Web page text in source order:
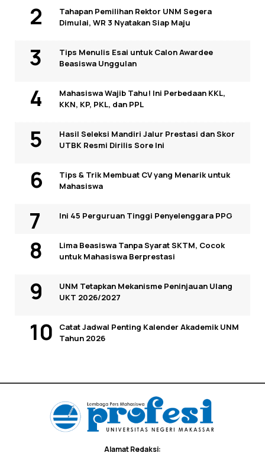
Tahapan Pemilihan Rektor UNM Segera
Dimulai, WR 3 Nyatakan Siap Maju
Tips Menulis Esai untuk Calon Awardee
Beasiswa Unggulan
Mahasiswa Wajib Tahu! Ini Perbedaan KKL,
KKN, KP, PKL, dan PPL
Hasil Seleksi Mandiri Jalur Prestasi dan Skor
UTBK Resmi Dirilis Sore Ini
Tips & Trik Membuat CV yang Menarik untuk
Mahasiswa
Ini 45 Perguruan Tinggi Penyelenggara PPG
Lima Beasiswa Tanpa Syarat SKTM, Cocok
untuk Mahasiswa Berprestasi
UNM Tetapkan Mekanisme Peninjauan Ulang
UKT 2026/2027
Catat Jadwal Penting Kalender Akademik UNM
Tahun 2026
Alamat Redaksi: